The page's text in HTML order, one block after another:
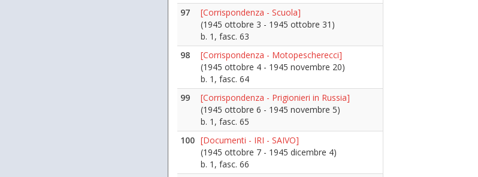
97
[Corrispondenza - Scuola]
(1945 ottobre 3 - 1945 ottobre 31)
b. 1, fasc. 63
98
[Corrispondenza - Motopescherecci]
(1945 ottobre 4 - 1945 novembre 20)
b. 1, fasc. 64
99
[Corrispondenza - Prigionieri in Russia]
(1945 ottobre 6 - 1945 novembre 5)
b. 1, fasc. 65
100 [Documenti - IRI - SAIVO]
(1945 ottobre 7 - 1945 dicembre 4)
b. 1, fasc. 66